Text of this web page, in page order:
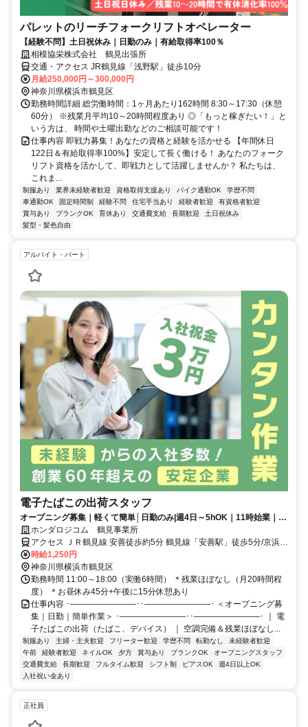
パレットのリーチフォークリフトオペレーター
【経験不問】土日祝休み｜日勤のみ｜有給取得率100％
相模協栄株式会社 鶴見出張所
交通・アクセス JR鶴見線「浅野駅」徒歩10分
月給250,000円～300,000円
神奈川県横浜市鶴見区
勤務時間詳細 総労働時間：1ヶ月あたり162時間 8:30～17:30（休憩
60分） ※残業月平均10～20時間程度あり ◎「もっと稼ぎたい！」と
いう方は、 時間や土曜出勤などのご相談可能です！
仕事内容 即戦力募集！あなたの資格と経験を活かせる 【年間休日
122日＆有給取得率100%】安定して長く働ける！ あなたのフォーク
リフト資格を活かして、即戦力として活躍しませんか？ 私たちは、
これま...
制服あり 業界未経験者歓迎 資格取得支援あり バイク通勤OK
学歴不問
車通勤OK
固定時間制 経験不問 住宅手当あり 経験者歓迎
有資格者歓迎
賞与あり
ブランクOK 育休あり 交通費支給 長期歓迎
土日祝休み
髪型・髪色自由
アルバイト・パート
電子たばこの出荷スタッフ
オープニング募集｜軽くて簡単│日勤のみ|週4日～5hOK｜11時始業｜空
調完備｜食堂・コンビニ併設
ホンダロジコム 鶴見事業所
アクセス ＪＲ鶴見線 安善徒歩約5分 鶴見線「安善駅」徒歩5分/京浜東
北・根岸線「川崎駅」からバス13分、自転車20分
時給1,250円
神奈川県横浜市鶴見区
勤務時間 11:00～18:00（実働6時間） ＊残業ほぼなし（月20時間程
度） ＊お昼休み45分+午後に15分休憩あり
仕事内容 ･――――――――･･――――――――･ ＜オープニング募
集｜日勤｜簡単作業＞ ･――――――――･･――――――――･ ｜ 電
子たばこの出荷（たばこ、デバイス） ｜ 空調完備＆残業ほぼなし...
制服あり 主婦・主夫歓迎 フリーター歓迎 学歴不問 転勤なし
未経験者歓迎
午前
経験者歓迎 ネイルOK 夕方 賞与あり ブランクOK
オープニングスタッフ
交通費支給
長期歓迎 フルタイム歓迎 シフト制 ピアスOK
週4日以上OK
入社祝い金あり
正社員